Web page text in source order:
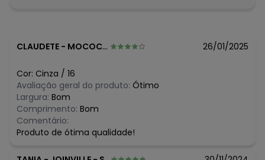
julho/2026 N/D*
maio/2026
abril/2026
março/2026
fevereiro/2026
CLAUDETE - MOCOCA - SP 26/01/2025
Cor: Cinza / 16
Avaliação geral do produto: Ótimo
Largura: Bom
Comprimento: Bom
Comentário:
Produto de ótima qualidade!